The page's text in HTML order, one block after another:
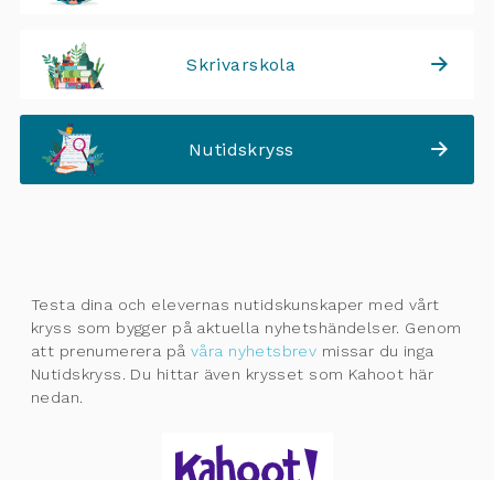
Skrivarskola
Nutidskryss
Testa dina och elevernas nutidskunskaper med vårt
kryss som bygger på aktuella nyhetshändelser. Genom
att prenumerera på våra nyhetsbrev missar du inga
Nutidskryss. Du hittar även krysset som Kahoot här
nedan.